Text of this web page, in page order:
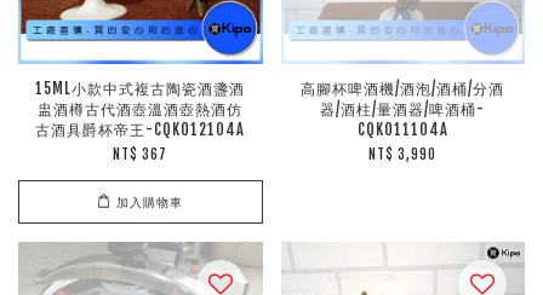
15ML小款中式複古陶瓷酒盞酒
盅酒樽古代酒壺溫酒壺熱酒仿
古酒具爵杯帝王-CQK012104A
NT$ 367
加入購物車
高腳杯啤酒機/酒泡/酒桶/分酒
器/酒柱/量酒器/啤酒桶-
CQK011104A
NT$ 3,990